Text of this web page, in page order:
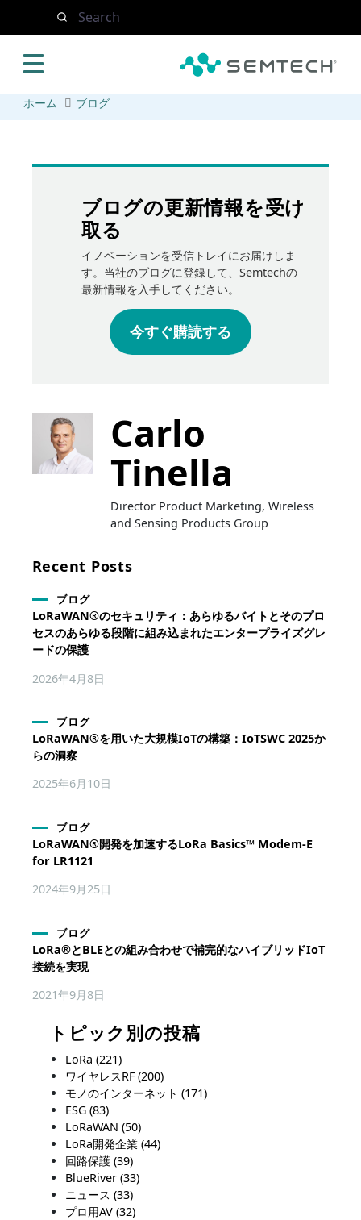
Search
ホーム ブログ
ブログの更新情報を受け
取る
イノベーションを受信トレイにお届けしま
す。当社のブログに登録して、Semtechの
最新情報を入手してください。
今すぐ購読する
Carlo
Tinella
Director Product Marketing, Wireless
and Sensing Products Group
Recent Posts
ブログ
LoRaWAN®のセキュリティ：あらゆるバイトとそのプロ
セスのあらゆる段階に組み込まれたエンタープライズグレ
ードの保護
2026年4月8日
ブログ
LoRaWAN®を用いた大規模IoTの構築：IoTSWC 2025か
らの洞察
2025年6月10日
ブログ
LoRaWAN®開発を加速するLoRa Basics™ Modem-E
for LR1121
2024年9月25日
ブログ
LoRa®とBLEとの組み合わせで補完的なハイブリッドIoT
接続を実現
2021年9月8日
トピック別の投稿
LoRa(221)
ワイヤレスRF(200)
モノのインターネット(171)
ESG(83)
LoRaWAN(50)
LoRa開発企業(44)
回路保護(39)
BlueRiver(33)
ニュース(33)
プロ用AV(32)